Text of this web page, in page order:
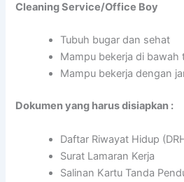
Cleaning Service/Office Boy
Tubuh bugar dan sehat
Mampu bekerja di bawah
Mampu bekerja dengan
Dokumen yang harus disiapkan :
Daftar Riwayat Hidup
Surat Lamaran Kerja
Salinan Kartu Tanda